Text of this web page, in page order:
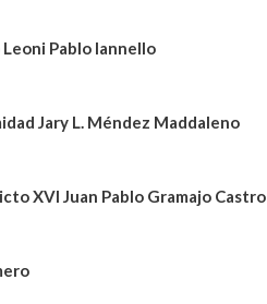
Pablo Iannello
Jary L. Méndez Maddaleno
XVI Juan Pablo Gramajo Castro